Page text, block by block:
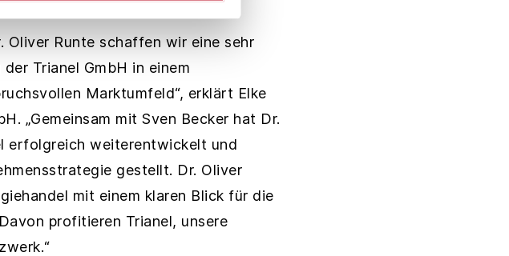
Runte schaffen wir eine sehr
Trianel GmbH in einem
Marktumfeld“, erklärt Elke
„Gemeinsam mit Sven Becker hat Dr.
erfolgreich weiterentwickelt und
gestellt. Dr. Oliver
mit einem klaren Blick für die
profitieren Trianel, unsere